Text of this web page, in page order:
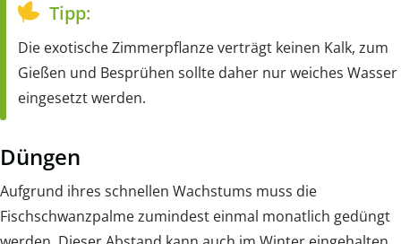
Tipp:
Die exotische Zimmerpflanze verträgt keinen Kalk, zum
Gießen und Besprühen sollte daher nur weiches Wasser
eingesetzt werden.
Düngen
Aufgrund ihres schnellen Wachstums muss die
Fischschwanzpalme zumindest einmal monatlich gedüngt